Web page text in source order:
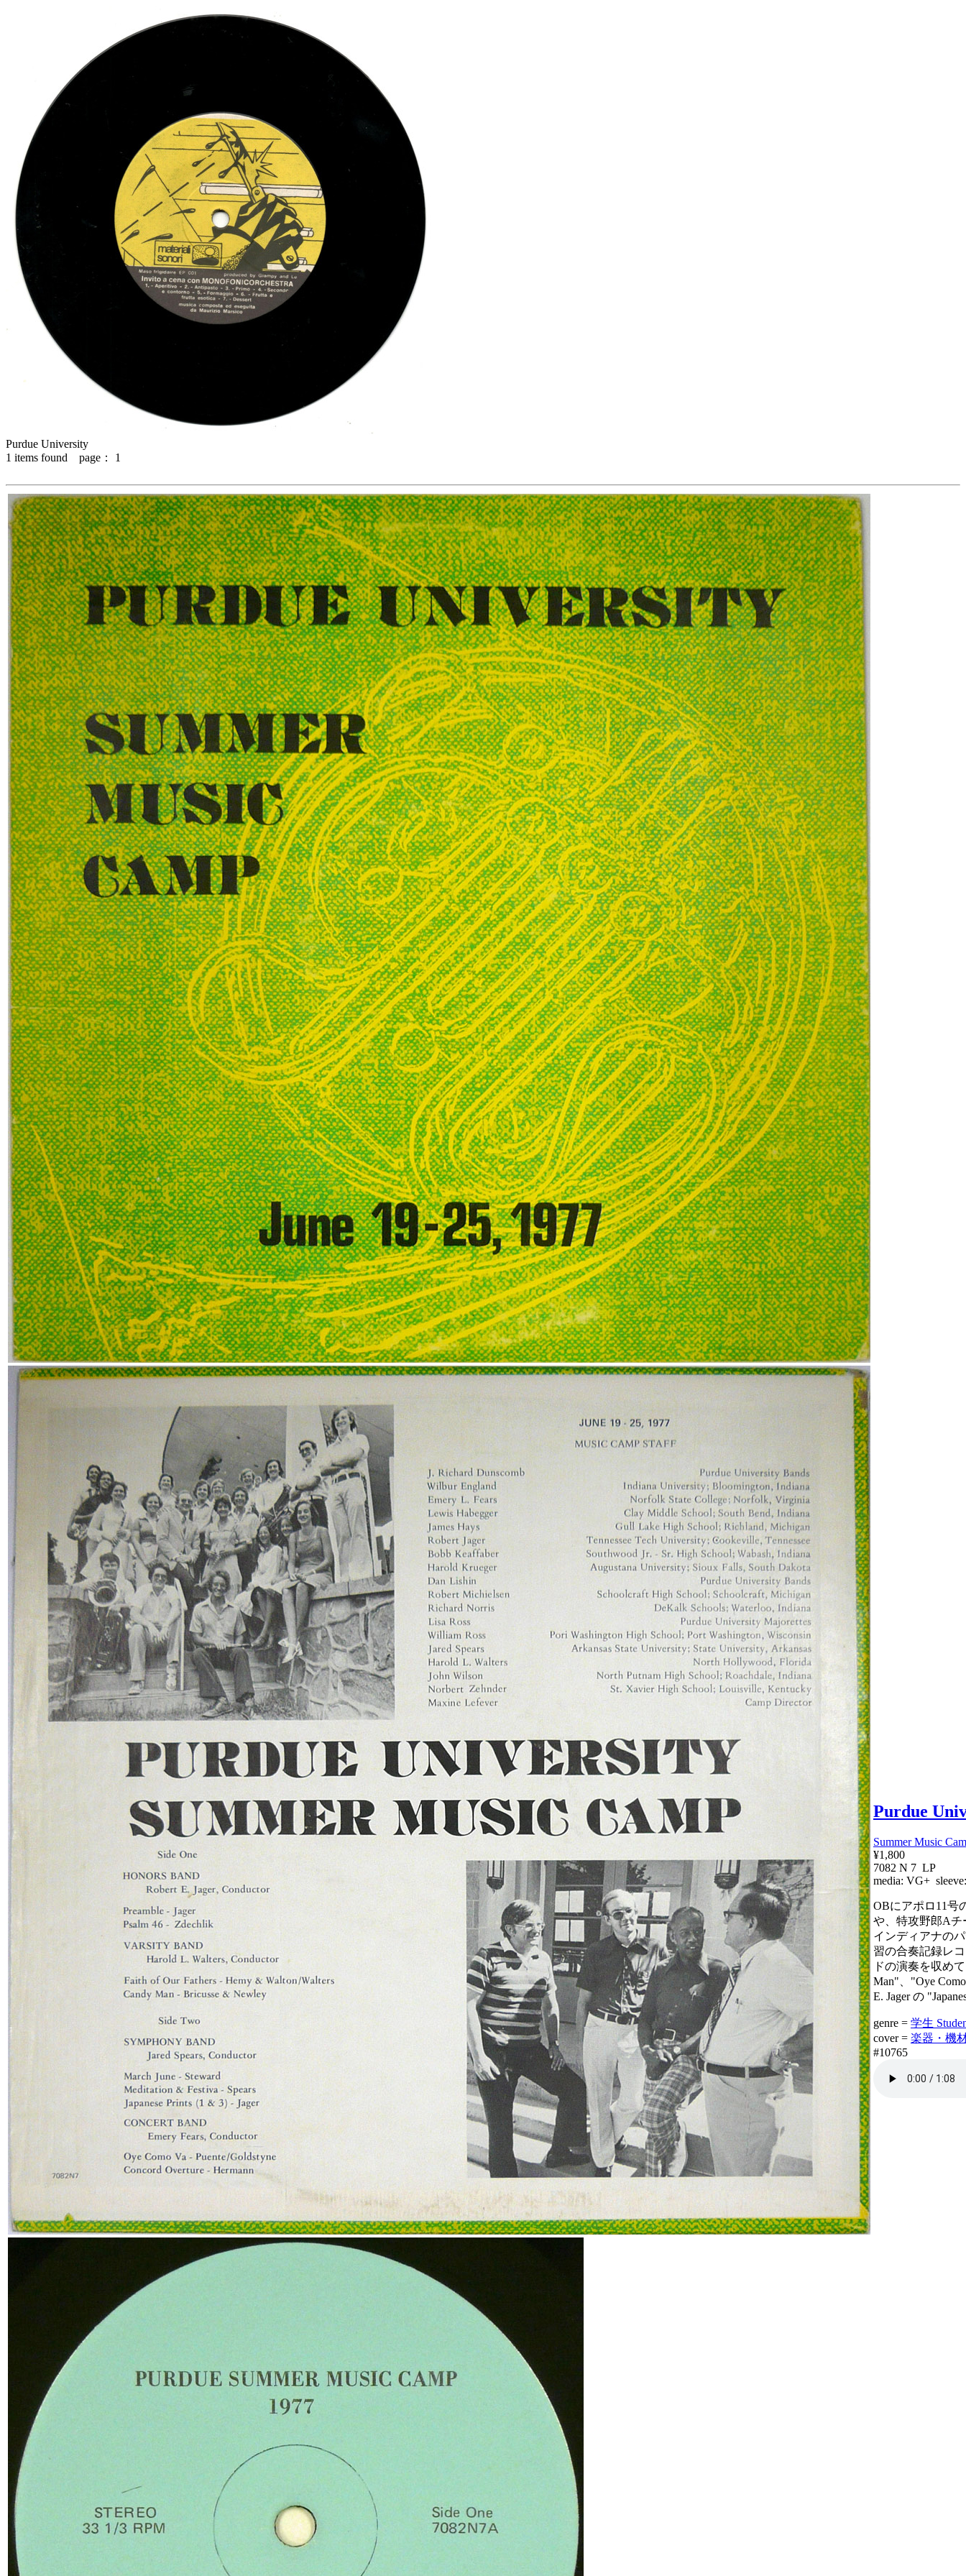
Purdue University
1 items found page： 1
Purdue
Summer Music
¥1,800
7082 N 7 LP
media: VG+
OBにアポロ11号
や、特攻野郎Aチ
インディアナの
習の合奏記録レ
ドの演奏を収め
Man"、"Oye
E. Jager の
genre = 学生
cover = 楽器・機
#10765